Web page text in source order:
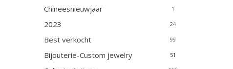
Chineesnieuwjaar 1
2023 24
Best verkocht 99
Bijouterie-Custom jewelry 51